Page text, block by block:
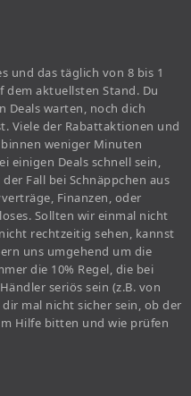
und das täglich von 8 bis 1
dem aktuellsten Stand. Du
Deals warten, noch dich
Viele der Rabattaktionen und
weniger Minuten
einigen Deals schnell sein,
Fall bei Schnäppchen aus
Finanzen, oder
Sollten wir einmal nicht
rechtzeitig sehen, kannst
uns umgehend um die
die 10% Regel, die bei
seriös sein (z.B. von
mal nicht sicher sein, ob der
Hilfe bitten und wie prüfen